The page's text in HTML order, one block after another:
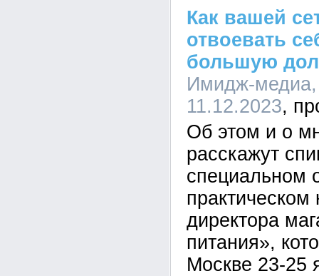
Как вашей
отвоевать
большую
Имидж-
11.12.2023
Об этом и о
расскажут
специальном
директора
питания»,
Москве 23-25